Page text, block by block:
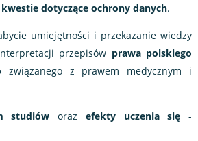
kwestie dotyczące ochrony danych.
umiejętności i przekazanie wiedzy
przepisów prawa polskiego
związanego z prawem medycznym i
studiów oraz efekty uczenia się -